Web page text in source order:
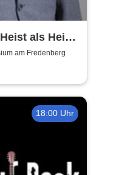
als Heinz
Gedicht
am Fredenberg
18:00 Uhr